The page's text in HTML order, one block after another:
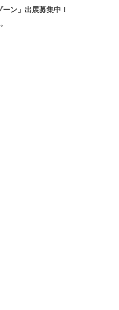
ン」出展募集中！